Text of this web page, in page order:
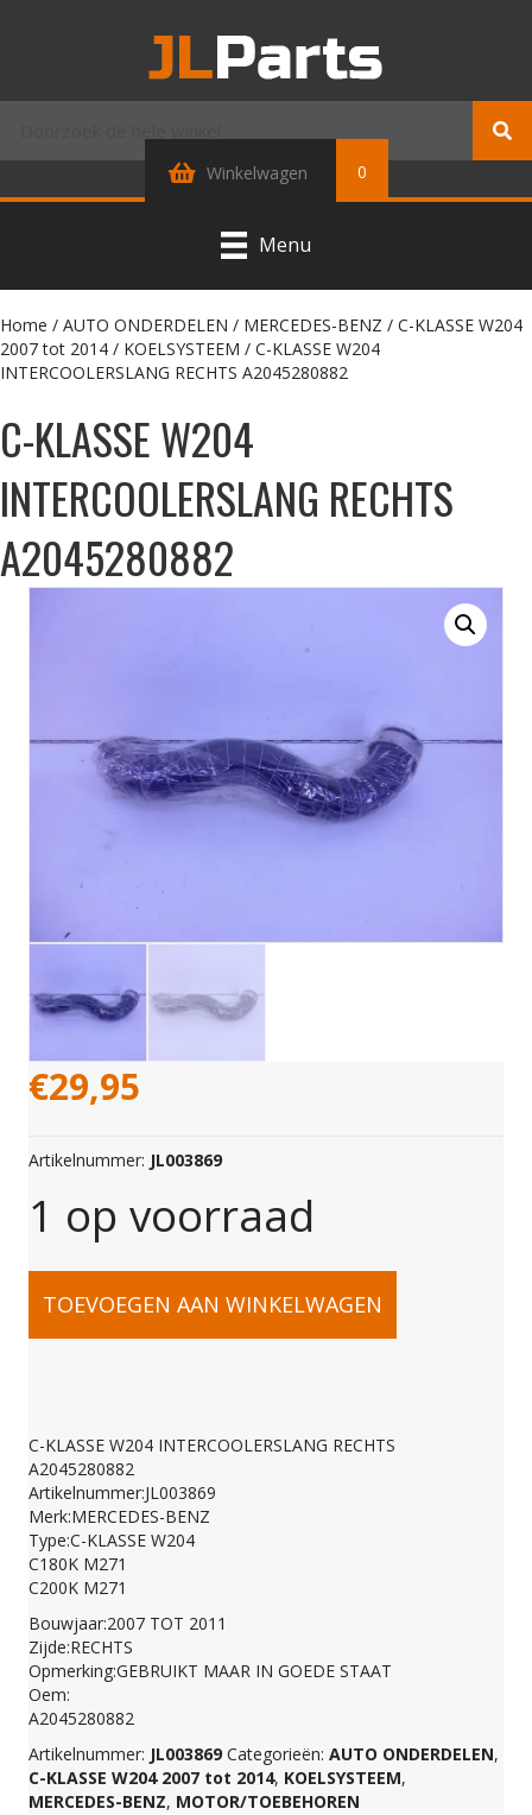
Winkelwagen 0
Menu
Home / AUTO ONDERDELEN / MERCEDES-BENZ / C-KLASSE W204
2007 tot 2014 / KOELSYSTEEM / C-KLASSE W204
INTERCOOLERSLANG RECHTS A2045280882
C-KLASSE W204
INTERCOOLERSLANG RECHTS
A2045280882
€29,95
Artikelnummer: JL003869
1 op voorraad
C-
W204
INTERCOOLERSLANG
RECHTS
A2045280882
aantal
TOEVOEGEN AAN WINKELWAGEN
C-KLASSE W204 INTERCOOLERSLANG RECHTS
A2045280882
Artikelnummer:JL003869
Merk:MERCEDES-BENZ
Type:C-KLASSE W204
C180K M271
C200K M271
Bouwjaar:2007 TOT 2011
Zijde:RECHTS
Opmerking:GEBRUIKT MAAR IN GOEDE STAAT
Oem:
A2045280882
Artikelnummer: JL003869 Categorieën: AUTO ONDERDELEN,
C-KLASSE W204 2007 tot 2014, KOELSYSTEEM,
MERCEDES-BENZ, MOTOR/TOEBEHOREN